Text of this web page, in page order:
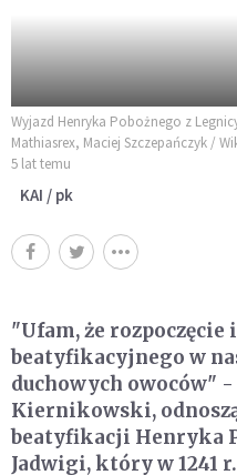
Wyjazd Henryka Pobożnego z
Mathiasrex, Maciej Szczepańczyk /
5 lat temu
KAI / pk
"Ufam, że rozpoczęcie
beatyfikacyjnego w
duchowych owoców" -
Kiernikowski,
beatyfikacji Henryka
Jadwigi, który w 1241